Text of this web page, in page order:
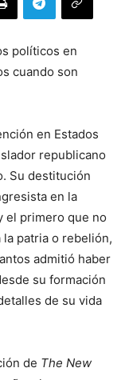
políticos en
cuando son
en Estados
republicano
Su destitución
en la
el primero que no
patria o rebelión,
admitió haber
su formación
de su vida
de The New